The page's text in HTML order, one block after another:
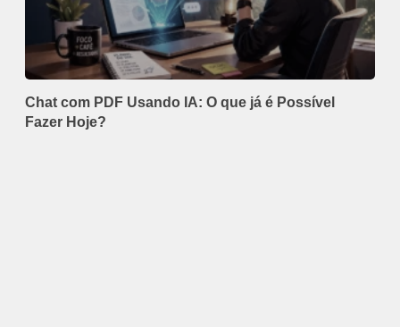
Chat com PDF Usando IA: O que já é Possível
Fazer Hoje?